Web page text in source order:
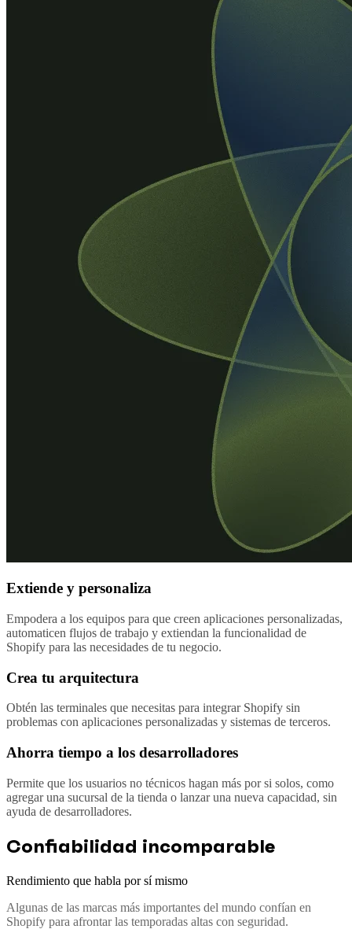
Extiende y personaliza
Empodera a los equipos para que creen aplicaciones personalizadas,
automaticen flujos de trabajo y extiendan la funcionalidad de
Shopify para las necesidades de tu negocio.
Crea tu arquitectura
Obtén las terminales que necesitas para integrar Shopify sin
problemas con aplicaciones personalizadas y sistemas de terceros.
Ahorra tiempo a los desarrolladores
Permite que los usuarios no técnicos hagan más por si solos, como
agregar una sucursal de la tienda o lanzar una nueva capacidad, sin
ayuda de desarrolladores.
Confiabilidad incomparable
Rendimiento que habla por sí mismo
Algunas de las marcas más importantes del mundo confían en
Shopify para afrontar las temporadas altas con seguridad.